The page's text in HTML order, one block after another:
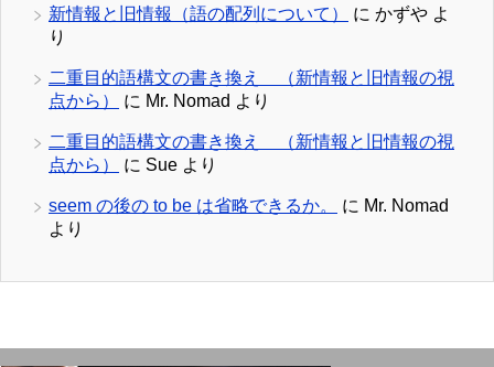
新情報と旧情報（語の配列について） に かずや よ
り
二重目的語構文の書き換え （新情報と旧情報の視
点から）
に Mr. Nomad より
二重目的語構文の書き換え （新情報と旧情報の視
点から）
に Sue より
seem の後の to be は省略できるか。 に Mr. Nomad
より